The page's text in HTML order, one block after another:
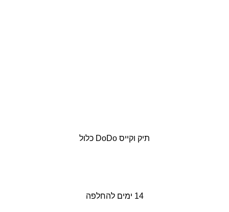
תיק וקייס DoDo כלול
14 ימים להחלפה